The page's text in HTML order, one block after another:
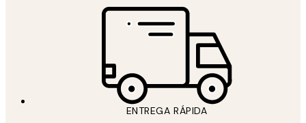
ENTREGA RÁPIDA